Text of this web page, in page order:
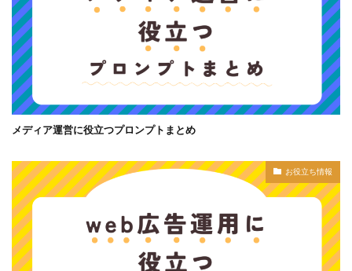
メディア運営に役立つプロンプトまとめ
お役立ち情報